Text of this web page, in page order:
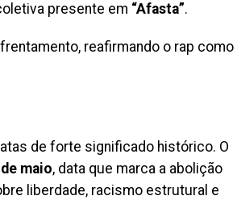
presente em “Afasta”.
reafirmando o rap como
de forte significado histórico. O
maio, data que marca a abolição
liberdade, racismo estrutural e